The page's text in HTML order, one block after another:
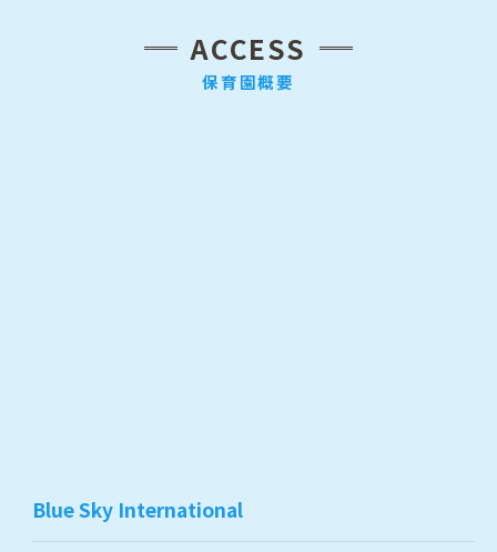
保育園概要
ACCESS
Blue Sky International